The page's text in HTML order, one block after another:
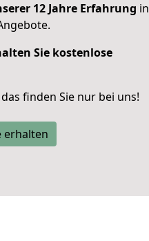
12 Jahre Erfahrung in
Sie kostenlose
das finden Sie nur bei uns!
erhalten